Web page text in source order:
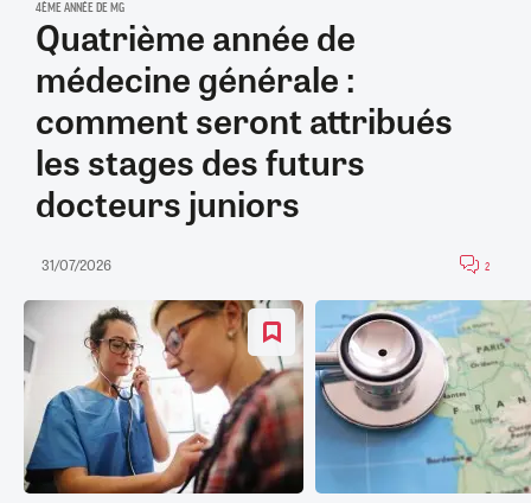
4ÈME ANNÉE DE MG
Quatrième année de
médecine générale :
comment seront attribués
les stages des futurs
docteurs juniors
31/07/2026 2